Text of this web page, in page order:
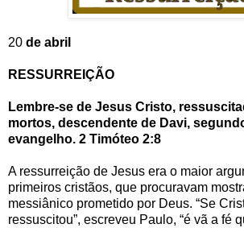
20 de abril
RESSURREIÇÃO
Lembre-se de Jesus Cristo,
mortos, descendente de Davi,
evangelho. 2 Timóteo 2:8
A ressurreição de Jesus era o maior
primeiros cristãos, que procuravam
messiânico prometido por Deus. “Se
ressuscitou”, escreveu Paulo, “é vã a fé